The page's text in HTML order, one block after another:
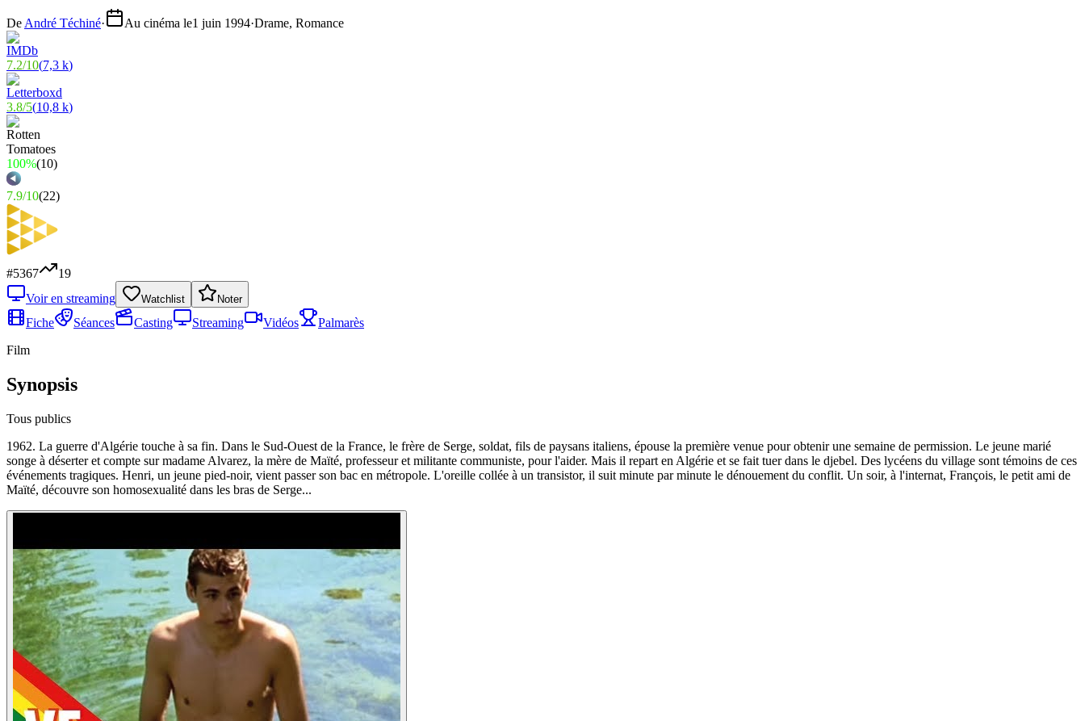
De André Téchiné· Au cinéma le1 juin 1994·Drame, Romance
7.2/10(7,3 k)
3.8/5(10,8 k)
100%(10)
7.9/10(22)
#5367
19
Voir en streaming
Watchlist Noter
Fiche Séances Casting Streaming Vidéos
Palmarès
Film
Synopsis
Tous publics
1962. La guerre d'Algérie touche à sa fin. Dans le Sud-Ouest de la France, le frère de Serge, soldat, fils de paysans italiens, épouse la première venue pour obtenir une semaine de permission. Le jeune marié
songe à déserter et compte sur madame Alvarez, la mère de Maïté, professeur et militante communiste, pour l'aider. Mais il repart en Algérie et se fait tuer dans le djebel. Des lycéens du village sont témoins de ces
événements tragiques. Henri, un jeune pied-noir, vient passer son bac en métropole. L'oreille collée à un transistor, il suit minute par minute le dénouement du conflit. Un soir, à l'internat, François, le petit ami de
Maïté, découvre son homosexualité dans les bras de Serge...